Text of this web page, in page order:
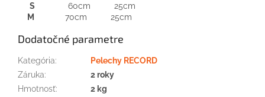
S 60cm 25cm
M
70cm 25cm
Dodatočné parametre
Kategória:
Pelechy RECORD
Záruka:
2 roky
Hmotnosť:
2 kg